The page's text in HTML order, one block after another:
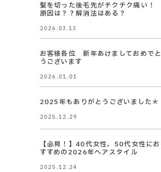
髪を切った後毛先がチクチク痛い！
原因は？？解消法はある？
2026.03.13
お客様各位 新年あけましておめでと
うございます
2026.01.01
2025年もありがとうございました＊
2025.12.29
【必見！】40代女性、50代女性にお
すすめの2026年ヘアスタイル
2025.12.24